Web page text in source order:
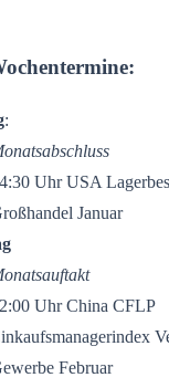
:
Uhr USA
Januar
Uhr China CFLP
Februar